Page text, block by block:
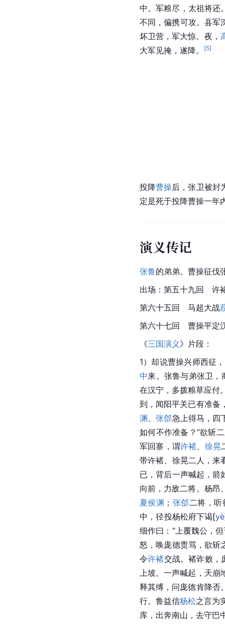
中 。军粮尽，太祖将还
不同，偏携可攻。县军
坏卫营，军大惊。夜，
大军见掩，遂降。
[5]
投降曹操后，张卫被封
定是死于投降曹操一年
演义传记
张鲁的弟弟。曹操征伐
出场：第五十九回 许
第六十五回 马超大战
第六十七回 曹操平定
《三国演义 》片段：
1）却说曹操兴师西征
中来。张鲁与弟张卫，
在汉宁，多拨粮草应付
到，闻阳平关已有准备
渊 、张郃急上得马，四
如何不作准备？”欲斩
军回寨，谓许褚 徐晃
带许褚、徐晃二人，来
已，背后一声喊起，箭
向前，力敌二将。 杨昂
夏侯渊 ； 张郃 二将，
中，径投杨松府下谒[yè
细作曰：“上覆魏公，
怒，唤庞德责骂，欲斩
令许褚交战。褚诈败，
上坡。一声喊起，天
释其缚，问庞德肯降否
行。鲁益信杨松之言为
库，出奔南山，去守巴